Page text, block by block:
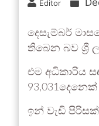
Editor
දෙසැම්බර්
තිබෙන බව ශ්‍රී
එම අධිකාරිය
ඉන් වැඩි